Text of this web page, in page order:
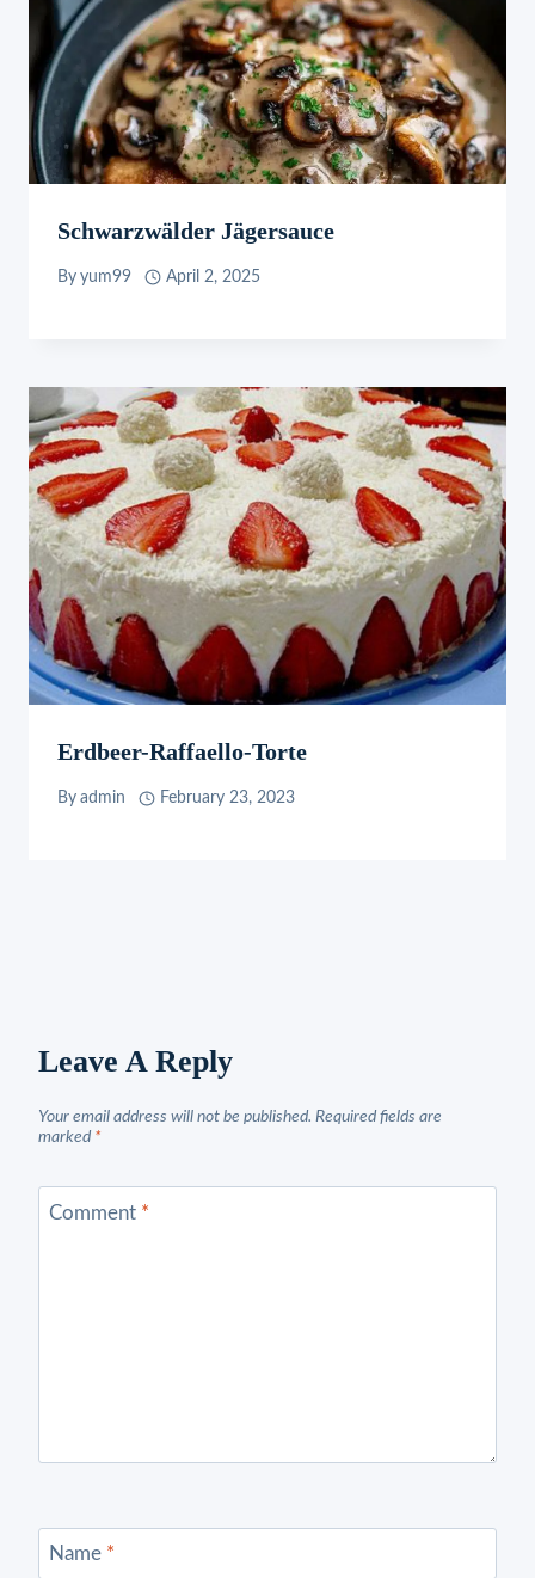
Schwarzwälder Jägersauce
By yum99 April 2, 2025
Erdbeer-Raffaello-Torte
By admin February 23, 2023
Leave A Reply
Your email address will not be published. Required fields are
marked *
Comment *
Name *